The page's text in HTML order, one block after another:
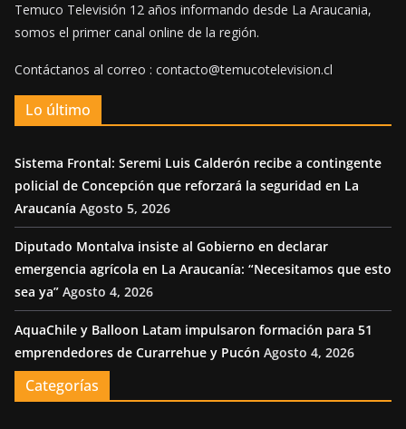
Temuco Televisión 12 años informando desde La Araucania,
somos el primer canal online de la región.
Contáctanos al correo : contacto@temucotelevision.cl
Lo último
Sistema Frontal: Seremi Luis Calderón recibe a contingente
policial de Concepción que reforzará la seguridad en La
Araucanía Agosto 5, 2026
Diputado Montalva insiste al Gobierno en declarar
emergencia agrícola en La Araucanía: “Necesitamos que esto
sea ya” Agosto 4, 2026
AquaChile y Balloon Latam impulsaron formación para 51
emprendedores de Curarrehue y Pucón Agosto 4, 2026
Categorías